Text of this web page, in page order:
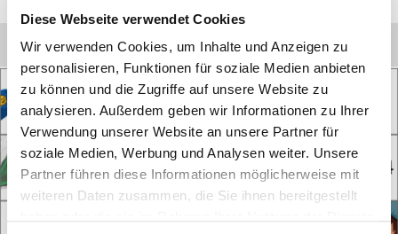
Diese Webseite verwendet Cookies
Wir verwenden Cookies, um Inhalte und Anzeigen zu
personalisieren, Funktionen für soziale Medien anbieten
zu können und die Zugriffe auf unsere Website zu
analysieren. Außerdem geben wir Informationen zu Ihrer
Verwendung unserer Website an unsere Partner für
soziale Medien, Werbung und Analysen weiter. Unsere
Partner führen diese Informationen möglicherweise mit
weiteren Daten zusammen, die Sie ihnen bereitgestellt
Frohe Weihnachten!